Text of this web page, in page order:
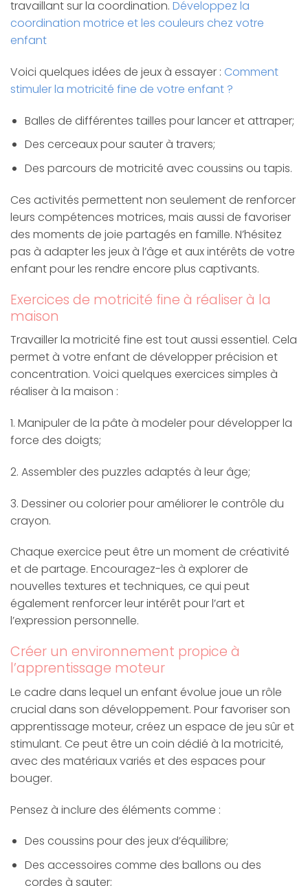
travaillant sur la coordination. Développez la
coordination motrice et les couleurs chez votre
enfant
Voici quelques idées de jeux à essayer : Comment
stimuler la motricité fine de votre enfant ?
Balles de différentes tailles pour lancer et attraper;
Des cerceaux pour sauter à travers;
Des parcours de motricité avec coussins ou tapis.
Ces activités permettent non seulement de renforcer
leurs compétences motrices, mais aussi de favoriser
des moments de joie partagés en famille. N’hésitez
pas à adapter les jeux à l’âge et aux intérêts de votre
enfant pour les rendre encore plus captivants.
Exercices de motricité fine à réaliser à la
maison
Travailler la motricité fine est tout aussi essentiel. Cela
permet à votre enfant de développer précision et
concentration. Voici quelques exercices simples à
réaliser à la maison :
1. Manipuler de la pâte à modeler pour développer la
force des doigts;
2. Assembler des puzzles adaptés à leur âge;
3. Dessiner ou colorier pour améliorer le contrôle du
crayon.
Chaque exercice peut être un moment de créativité
et de partage. Encouragez-les à explorer de
nouvelles textures et techniques, ce qui peut
également renforcer leur intérêt pour l’art et
l’expression personnelle.
Créer un environnement propice à
l’apprentissage moteur
Le cadre dans lequel un enfant évolue joue un rôle
crucial dans son développement. Pour favoriser son
apprentissage moteur, créez un espace de jeu sûr et
stimulant. Ce peut être un coin dédié à la motricité,
avec des matériaux variés et des espaces pour
bouger.
Pensez à inclure des éléments comme :
Des coussins pour des jeux d’équilibre;
Des accessoires comme des ballons ou des
cordes à sauter;